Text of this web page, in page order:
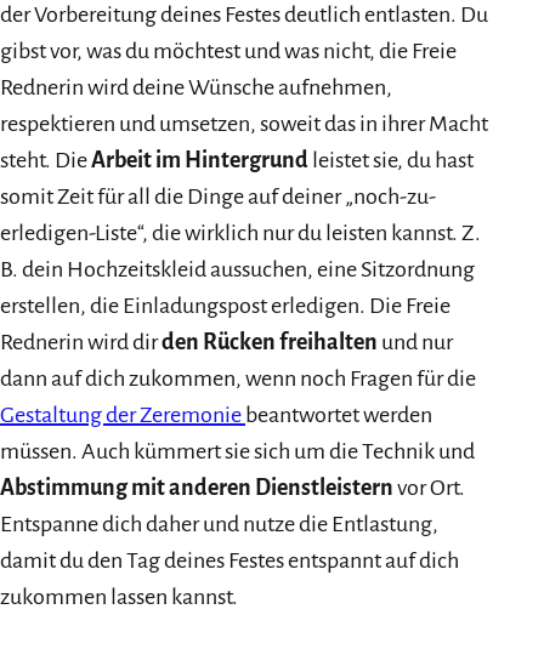
der Vorbereitung deines Festes deutlich entlasten. Du
gibst vor, was du möchtest und was nicht, die Freie
Rednerin wird deine Wünsche aufnehmen,
respektieren und umsetzen, soweit das in ihrer Macht
steht. DieArbeit im Hintergrund leistet sie, du hast
somit Zeit für all die Dinge auf deiner „noch-zu-
erledigen-Liste“, die wirklich nur du leisten kannst. Z.
B. dein Hochzeitskleid aussuchen, eine Sitzordnung
erstellen, die Einladungspost erledigen. Die Freie
Rednerin wird dirden Rücken freihalten und nur
dann auf dich zukommen, wenn noch Fragen für die
Gestaltung der Zeremonie beantwortet werden
müssen. Auch kümmert sie sich um die Technik und
Abstimmung mit anderen Dienstleistern vor Ort.
Entspanne dich daher und nutze die Entlastung,
damit du den Tag deines Festes entspannt auf dich
zukommen lassen kannst.